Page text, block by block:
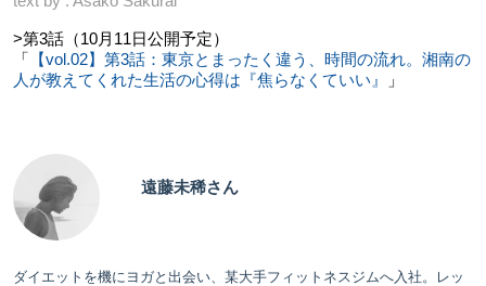
>第3話（10月11日公開予定）
「 【vol.02】第3話：東京とまったく違う、時間の流れ。湘南の
人が教えてくれた生活の心得は『焦らなくていい』
」
遠藤未稀さん
ダイエットを機にヨガと出会い、某大手フィットネスジムへ入社。レッ